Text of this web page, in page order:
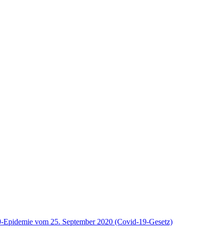
vom 25. September 2020 (Covid-19-Gesetz)